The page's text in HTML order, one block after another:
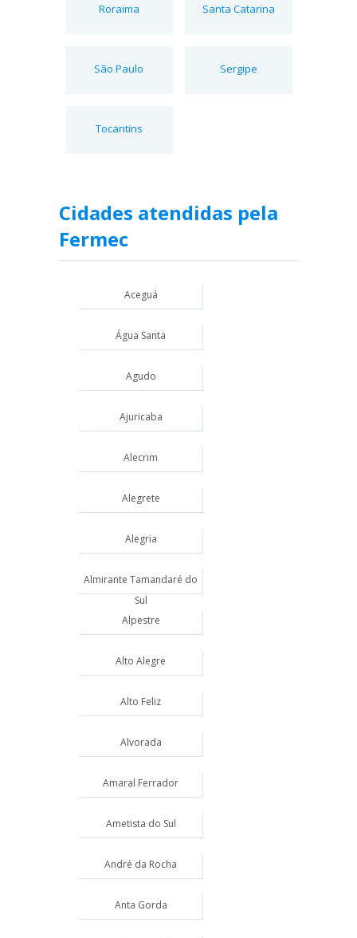
Roraima Santa Catarina
São Paulo Sergipe
Tocantins
Cidades atendidas pela
Fermec
Aceguá
Água Santa
Agudo
Ajuricaba
Alecrim
Alegrete
Alegria
Almirante Tamandaré do
Sul
Alpestre
Alto Alegre
Alto Feliz
Alvorada
Amaral Ferrador
Ametista do Sul
André da Rocha
Anta Gorda